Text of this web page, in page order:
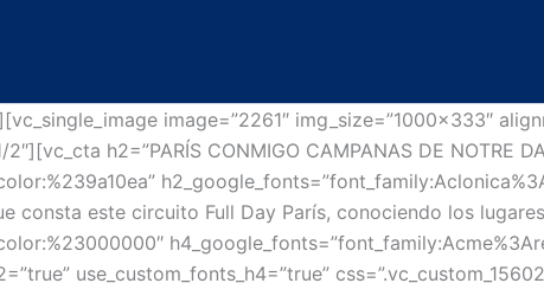
image=”2261″ img_size=”1000×333″
h2=”PARÍS CONMIGO CAMPANAS DE NOTRE
consta este circuito Full Day París, conociendo los
use_custom_fonts_h4=”true”